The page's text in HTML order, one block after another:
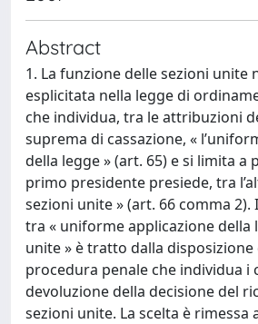
Abstract
1. La funzione delle sezioni unite
esplicitata nella legge di
che individua, tra le attribuzioni
suprema di cassazione, «
della legge » (art. 65) e si limita a
primo presidente presiede, tra
sezioni unite » (art. 66 comma
tra « uniforme applicazione della
unite » è tratto dalla disposizione
procedura penale che individua i
devoluzione della decisione del
sezioni unite. La scelta è rimessa